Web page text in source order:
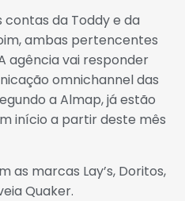
contas da Toddy e da
ambas pertencentes
agência vai responder
omnichannel das
a Almap, já estão
início a partir deste mês
as marcas Lay’s, Doritos,
Quaker.